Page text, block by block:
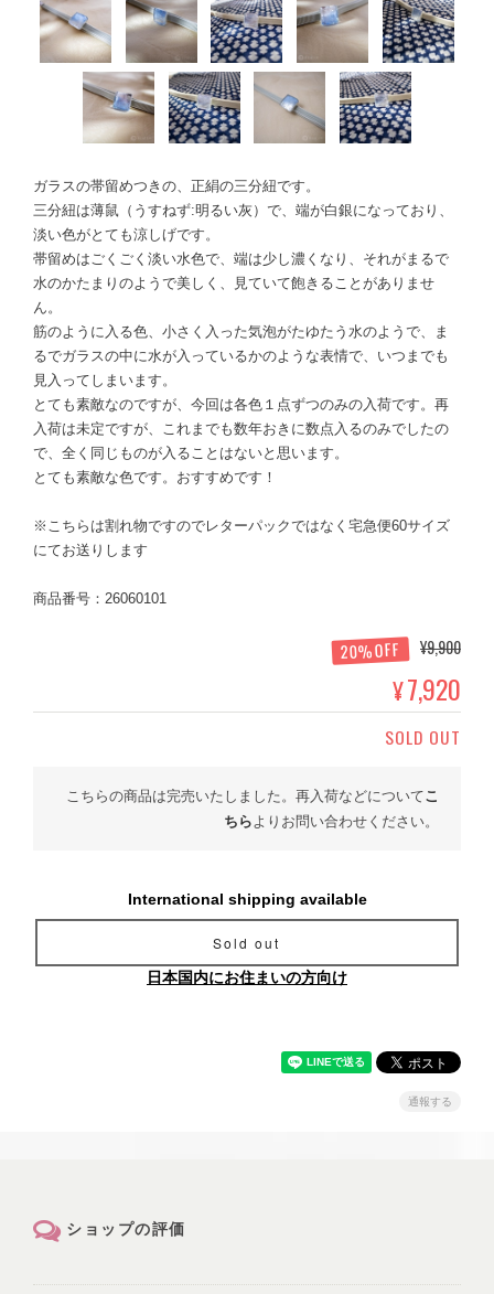
ガラスの帯留めつきの、正絹の三分紐です。
三分紐は薄鼠（うすねず:明るい灰）で、端が白銀になっており、
淡い色がとても涼しげです。
帯留めはごくごく淡い水色で、端は少し濃くなり、それがまるで
水のかたまりのようで美しく、見ていて飽きることがありませ
ん。
筋のように入る色、小さく入った気泡がたゆたう水のようで、ま
るでガラスの中に水が入っているかのような表情で、いつまでも
見入ってしまいます。
とても素敵なのですが、今回は各色１点ずつのみの入荷です。再
入荷は未定ですが、これまでも数年おきに数点入るのみでしたの
で、全く同じものが入ることはないと思います。
とても素敵な色です。おすすめです！
※こちらは割れ物ですのでレターパックではなく宅急便60サイズ
にてお送りします
商品番号：26060101
20%OFF ¥9,900
¥7,920
SOLD OUT
こちらの商品は完売いたしました。再入荷などについてこ
ちらよりお問い合わせください。
International shipping available
Sold out
日本国内にお住まいの方向け
通報する
ショップの評価